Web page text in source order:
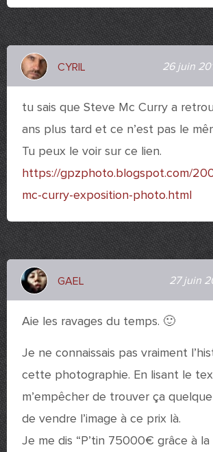
CYRIL 26 juin
tu sais que Steve Mc Curry a
ans plus tard et ce n’est pas le
Tu peux le voir sur ce lien.
https://gpzphoto.blogspot.com/
mc-curry-exposition-photo.html
GAEL 27 juin
Aie les ravages du temps. 🙂
Je ne connaissais pas vraiment
cette photographie. En lisant le
m’empêcher de trouver ça
de vendre l’image à ce prix là.
Je me dis “P’tin 75000€ grâce à la